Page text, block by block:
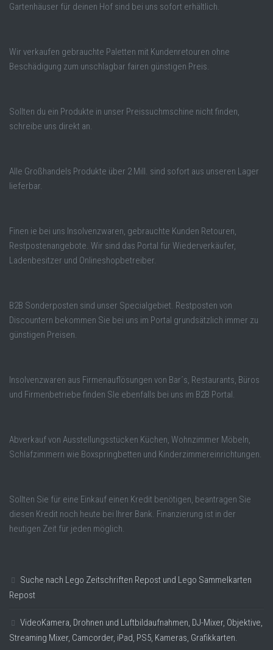
Gartenhäuser für deinen Hof sind bei uns sofort erhältlich.
Wir verkaufen gebrauchte Paletten mit Kundenretouren ohne
Beschädigung zum unschlagbar fairen günstigen Preis.
Sollten du ein Produkte in unser Preissuchmschine nicht finden,
schreibe uns direkt an.
Alle Großhandels Produkte über 2 Mill. sind sofort aus unseren Lager
lieferbar.
Finen ie bei uns Insolvenzwaren, gebrauchte Kunden Retouren,
Restpostenangebote. Wir sind das Portal für Wiederverkäufer,
Ladenbesitzer und Onlineshopbetreiber.
B2B Sonderposten sind unser Specialgebiet. Restposten von
Discountern bekommen Sie bei uns im Portal grundsätzlich immer zu
günstigen Preisen.
Insolvenzwaren aus Firmenauflösungen von Bar´s, Restaurants, Büros
und Firmenbetriebe finden SIe ebenfalls bei uns im B2B Portal.
Abverkauf von Ausstellungsstücken Küchen, Wohnzimmer Möbeln,
Schlafzimmern wie Boxspringbetten und Kinderzimmereinrichtungen.
Sollten Sie für eine Einkauf einen Kredit benötigen, beantragen Sie
diesen Kredit noch heute bei Ihrer Bank. Finanzierung ist in der
heutigen Zeit für jeden möglich.
Suche nach Lego Zeitschriften Repost und Lego Sammelkarten
Repost
VideoKamera, Drohnen und Luftbildaufnahmen, DJ-Mixer, Objektive,
Streaming Mixer, Camcorder, iPad, PS5, Kameras, Grafikkarten.